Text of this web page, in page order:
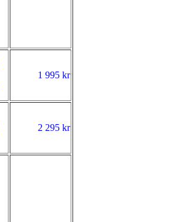
1 995 kr
2 295 kr